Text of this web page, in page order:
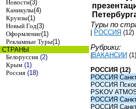
Новости(3)
Каникулы(4)
Круизы(1)
Новый Год(3)
Оформление(1)
Рекламные Туры(1)
СТРАНЫ
Белоруссия (2)
Крым (1)
Россия (18)
Туры по
РОССИЯ (12)
Рубрики:
ВАКАНСИИ (1)
РОССИЯ (12)
РОССИЯ
РОССИЯ Псков
PSKOV
РОССИЯ
РОССИЯ